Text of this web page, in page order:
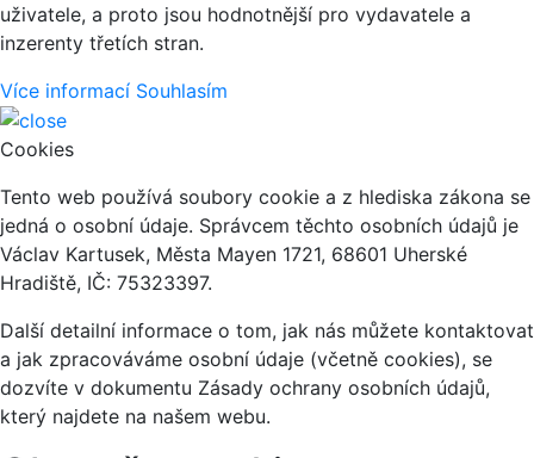
uživatele, a proto jsou hodnotnější pro vydavatele a
inzerenty třetích stran.
Více informací Souhlasím
Cookies
Tento web používá soubory cookie a z hlediska zákona se
jedná o osobní údaje. Správcem těchto osobních údajů je
Václav Kartusek, Města Mayen 1721, 68601 Uherské
Hradiště, IČ: 75323397.
Další detailní informace o tom, jak nás můžete kontaktovat
a jak zpracováváme osobní údaje (včetně cookies), se
dozvíte v dokumentu Zásady ochrany osobních údajů,
který najdete na našem webu.